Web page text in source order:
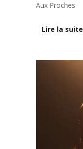
Aux Proches
Lire la suite